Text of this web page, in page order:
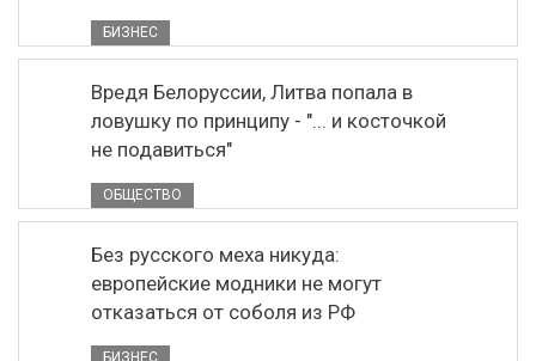
БИЗНЕС
Вредя Белоруссии, Литва попала в
ловушку по принципу - "... и косточкой
не подавиться"
ОБЩЕСТВО
Без русского меха никуда:
европейские модники не могут
отказаться от соболя из РФ
БИЗНЕС